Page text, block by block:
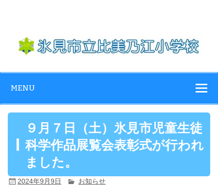
content
江小学校
MENU
９月７日（土）氷見市児童生徒
科学作品展覧会表彰式が行われ
ました。
2024年9月9日 お知らせ